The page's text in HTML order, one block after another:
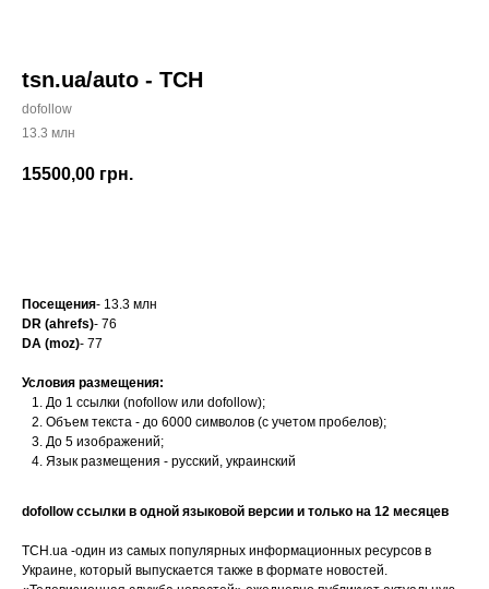
tsn.ua/auto - ТСН
dofollow
13.3 млн
15500,00 грн.
Посещения- 13.3 млн
DR (ahrefs)- 76
DA (moz)- 77
Условия размещения:
До 1 ссылки (nofollow или dofollow);
Объем текста - до 6000 символов (с учетом пробелов);
До 5 изображений;
Язык размещения - русский, украинский
dofollow ссылки в одной языковой версии и только на 12 месяцев
ТСН.uа -один из самых популярных информационных ресурсов в
Украине, который выпускается также в формате новостей.